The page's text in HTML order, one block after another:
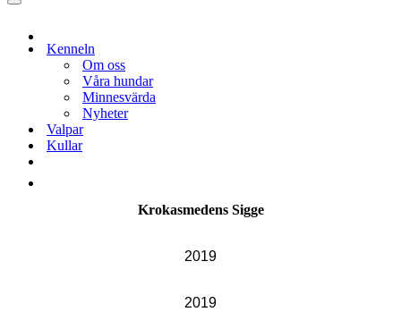
Navigeringsmeny
Kenneln
Om oss
Våra hundar
Minnesvärda
Nyheter
Valpar
Kullar
Krokasmedens Sigge
2019
2019